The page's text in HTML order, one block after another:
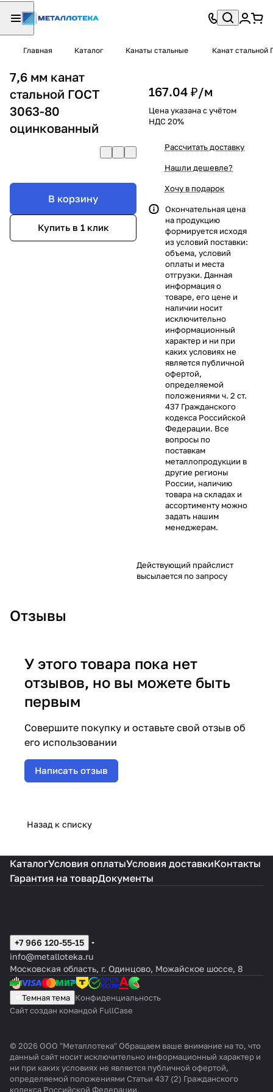
Главная Каталог Канаты стальные Канат стальной
7,6 мм канат
стальной ГОСТ
3063-80
оцинкованный
В корзину
Купить в 1 клик
167.04 ₽/м
Цена указана с учётом
НДС 20%
Рассчитать доставку
Нашли дешевле?
Хочу в подарок
Окончательная цена
на продукцию
формируется исходя
из условий поставки:
объема, условий
оплаты и места
отгрузки. Данная
информация о
товаре, его цене и
наличии носит
исключительно
информационный
характер и ни при
каких условиях не
является публичной
офертой,
определяемой
положениями ч. 2 ст.
437 Гражданского
кодекса Российской
Федерации. Все
вопросы по
поставкам
металлопродукции в
другие регионы
России, наличию
товара на складах и
ассортименту можно
задать нашим
менеджерам.
Действующий прайслист
высылается по запросу
Отзывы
У этого товара пока нет
отзывов, но вы можете быть
первым
Совершите покупку и оставьте свой отзыв об
его использовании
Написать отзыв
Назад к списку
КаталогУсловия оплатыУсловия доставкиКонтакты
Гарантия на товарДокументы
+7 966 120-55-15
info@metalloteka.ru
Московская область, г. Одинцово, Можайское шоссе, 8
Темная тема Конфиденциальность
Сайт создан командой FullCase
© 2026 ООО "Металлотека" Обращаем ваше внимание на то, что
данный сайт носит исключительно информационный характер и
ни при каких условиях не является публичной офертой,
определяемой положениями Статьи 437 (2) Гражданского
кодекса Российской Федерации.